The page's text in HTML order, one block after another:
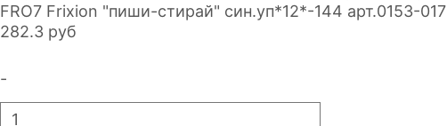
FRO7 Frixion "пиши-стирай" син.уп*12*-144 арт.0153-017
282.3 руб
-